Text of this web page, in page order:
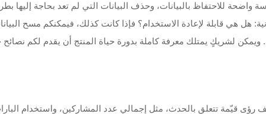
للاحتفاظ بالبيانات، وحذف البيانات التي لم تعد بحاجة إليها
هل هي قابلة لإعادة الاستخدام؟ فإذا كانت كذلك، فيمكنكم مسح
ويمكن لشريكٍ يمتلك معرفة كاملة بدورة حياة المنتج أن يقدم لكم نصائح
رؤى قيّمة تتعلق بالحدث، مثل إجمالي عدد المشاركين، واستخدام